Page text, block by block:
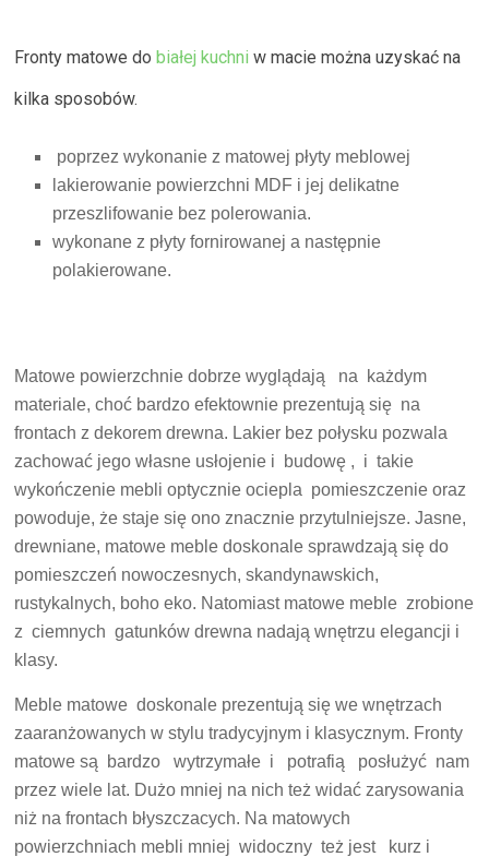
Fronty matowe dobiałej kuchni w macie można uzyskać na
kilka sposobów.
poprzez wykonanie z matowej płyty meblowej
lakierowanie powierzchni MDF i jej delikatne
przeszlifowanie bez polerowania.
wykonane z płyty fornirowanej a następnie
polakierowane.
Matowe powierzchnie dobrze wyglądają na każdym
materiale, choć bardzo efektownie prezentują się na
frontach z dekorem drewna. Lakier bez połysku pozwala
zachować jego własne usłojenie i budowę , i takie
wykończenie mebli optycznie ociepla pomieszczenie oraz
powoduje, że staje się ono znacznie przytulniejsze. Jasne,
drewniane, matowe meble doskonale sprawdzają się do
pomieszczeń nowoczesnych, skandynawskich,
rustykalnych, boho eko. Natomiast matowe meble zrobione
z ciemnych gatunków drewna nadają wnętrzu elegancji i
klasy.
Meble matowe doskonale prezentują się we wnętrzach
zaaranżowanych w stylu tradycyjnym i klasycznym. Fronty
matowe są bardzo wytrzymałe i potrafią posłużyć nam
przez wiele lat. Dużo mniej na nich też widać zarysowania
niż na frontach błyszczacych. Na matowych
powierzchniach mebli mniej widoczny też jest kurz i